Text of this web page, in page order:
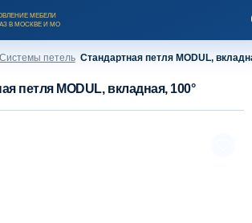
МЕБЕЛИ
В МОСКВЕ И МО
Системы петель Стандартная петля MODUL,
петля MODUL, вкладная, 100°